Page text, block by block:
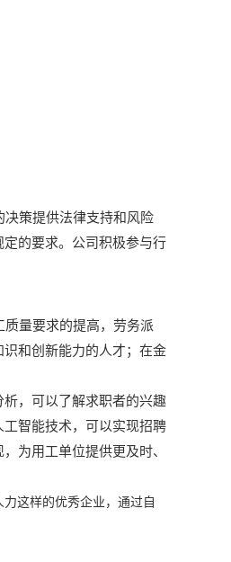
策提供法律支持和风险
的要求。公司积极参与行
量要求的提高，劳务派
和创新能力的人才；在金
，可以了解求职者的兴趣
智能技术，可以实现招聘
为用工单位提供更及时、
这样的优秀企业，通过自